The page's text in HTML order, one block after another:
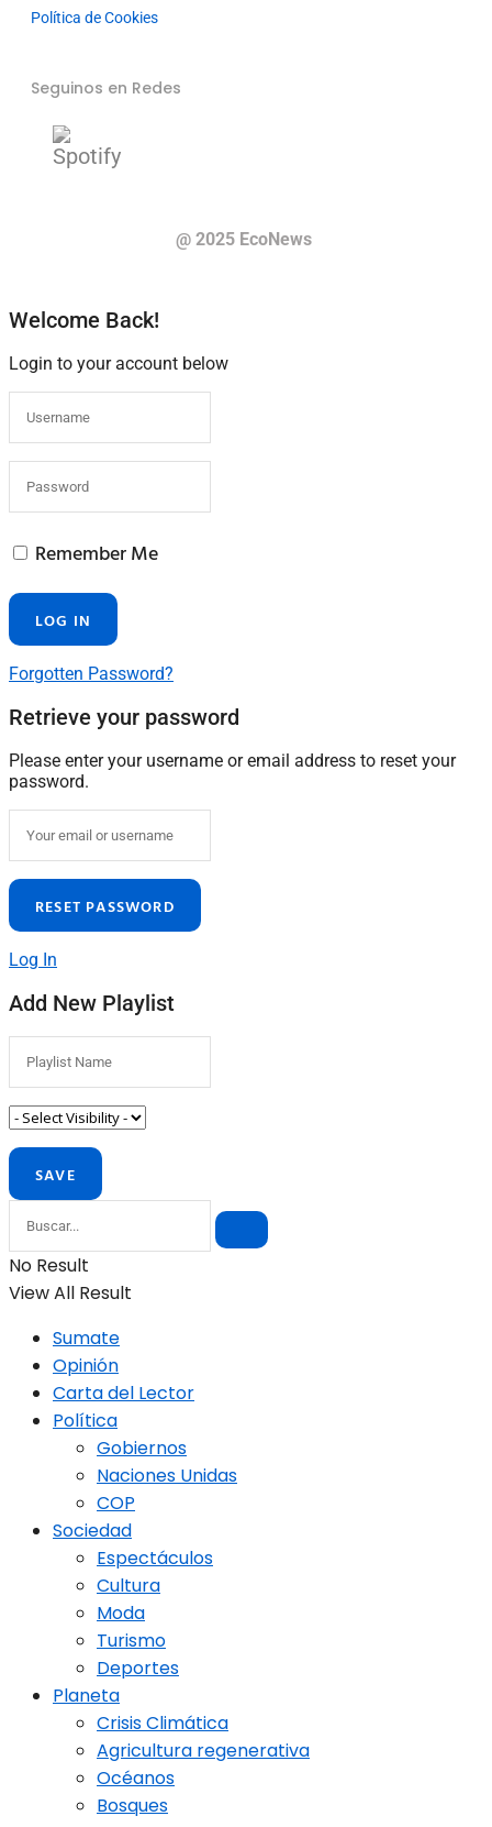
Política de Cookies
Seguinos en Redes
@ 2025 EcoNews
Welcome Back!
Login to your account below
Remember Me
Forgotten Password?
Retrieve your password
Please enter your username or email address to reset your
password.
Log In
Add New Playlist
No Result
View All Result
Sumate
Opinión
Carta del Lector
Política
Gobiernos
Naciones Unidas
COP
Sociedad
Espectáculos
Cultura
Moda
Turismo
Deportes
Planeta
Crisis Climática
Agricultura regenerativa
Océanos
Bosques